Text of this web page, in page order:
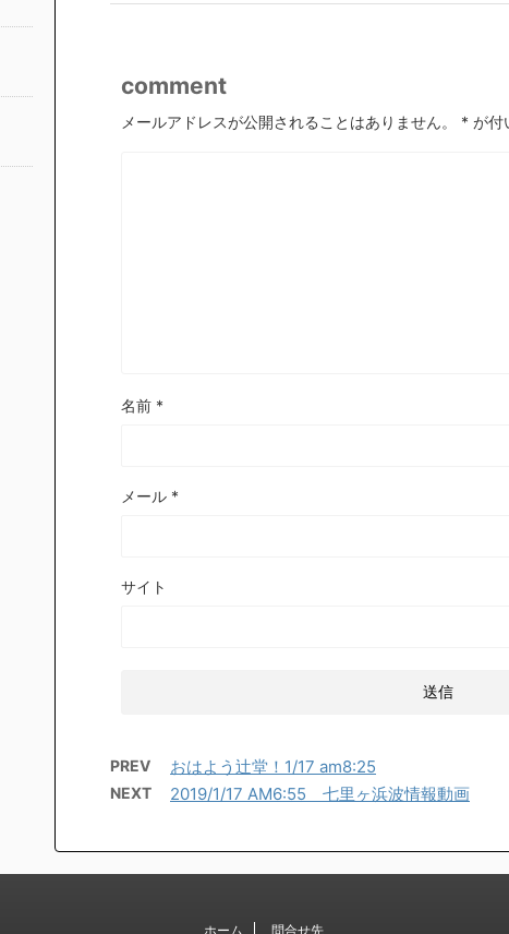
comment
メールアドレスが公開されることはありません。 * が付
名前 *
メール *
サイト
PREV おはよう辻堂！1/17 am8:25
NEXT 2019/1/17 AM6:55 七里ヶ浜波情報動画
ホーム 問合せ先